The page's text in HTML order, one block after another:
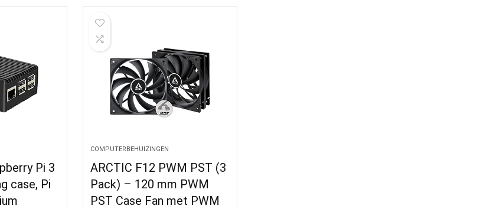
Pi 3
case, Pi
COMPUTERBEHUIZINGEN
ARCTIC F12 PWM PST (3
Pack) – 120 mm PWM
PST Case Fan met PWM